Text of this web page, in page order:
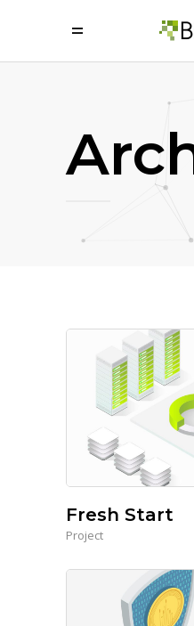
=
Fresh Start
Project